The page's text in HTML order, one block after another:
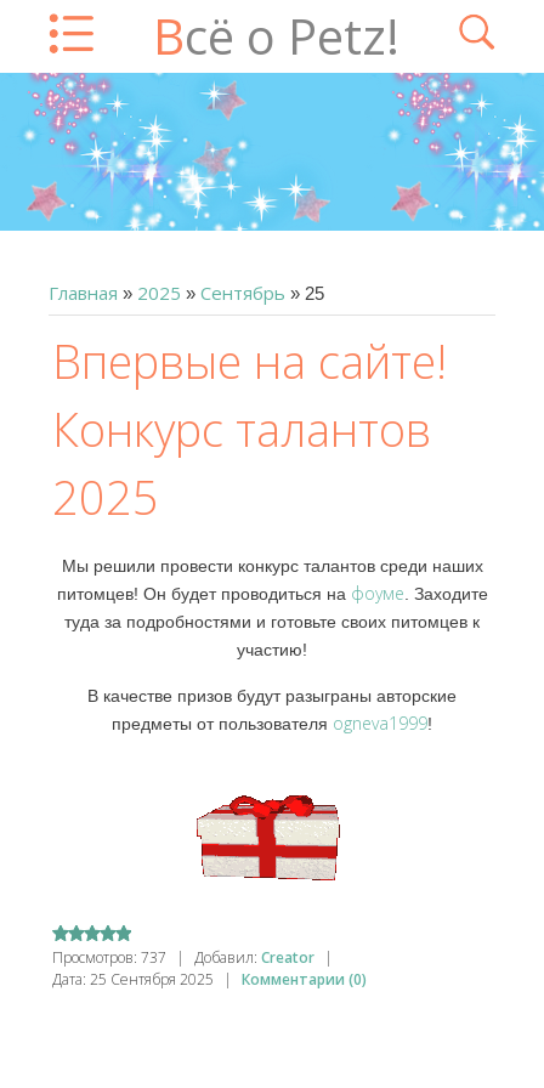
Всё о Petz!
Главная » 2025 » Сентябрь » 25
Впервые на сайте!
Конкурс талантов
2025
Мы решили провести конкурс талантов среди наших
питомцев! Он будет проводиться на фоуме . Заходите
туда за подробностями и готовьте своих питомцев к
участию!
В качестве призов будут разыграны авторские
предметы от пользователя ogneva1999!
Просмотров: 737 | Добавил: Creator
|
Дата: 25 Сентября 2025 | Комментарии (0)